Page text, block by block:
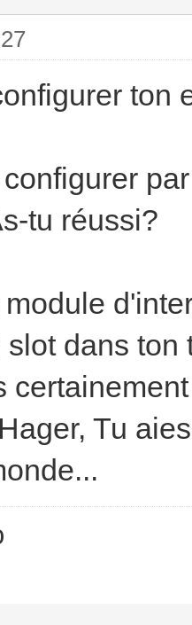
ton
tu réussi?
dans ton
Tu